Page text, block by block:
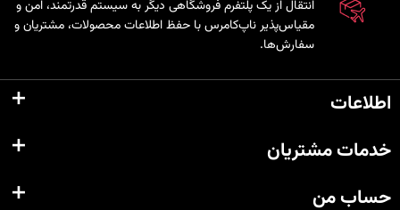
انتقال از یک پلتفرم فروشگاهی دیگر به سیستم قدرتمند، امن و
مقیاس‌پذیر ناپ‌کامرس با حفظ اطلاعات محصولات، مشتریان و
سفارش‌ها.
اطلاعات
خدمات مشتریان
حساب من